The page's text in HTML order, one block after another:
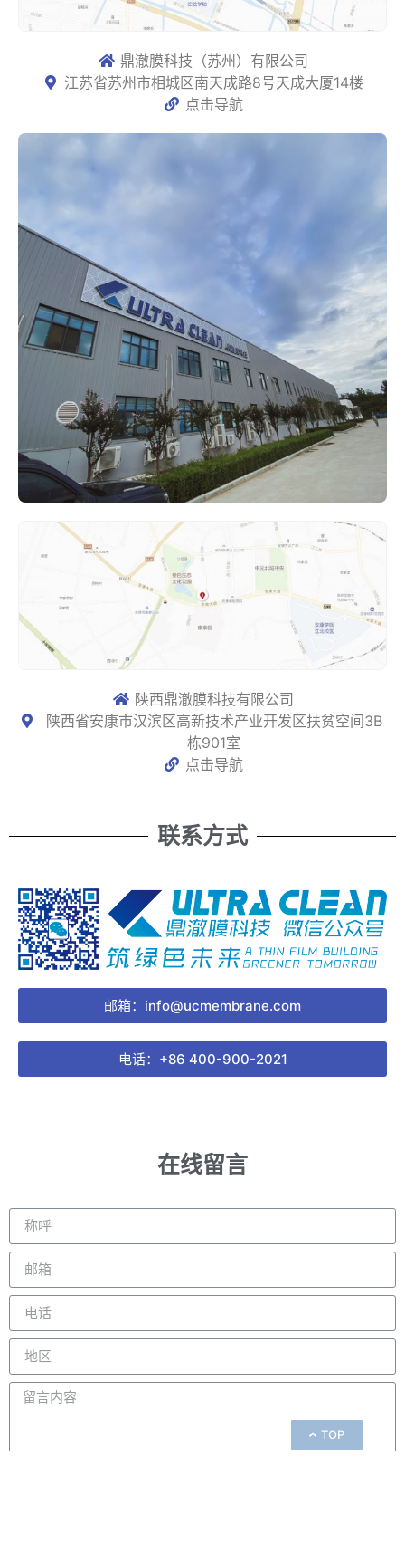
鼎澈膜科技（苏州）有限公司
江苏省苏州市相城区南天成路8号天成大厦14楼
点击导航
陕西鼎澈膜科技有限公司
陕西省安康市汉滨区高新技术产业开发区扶贫空间3B
栋901室
点击导航
联系方式
邮箱：info@ucmembrane.com
电话：+86 400-900-2021
在线留言
TOP